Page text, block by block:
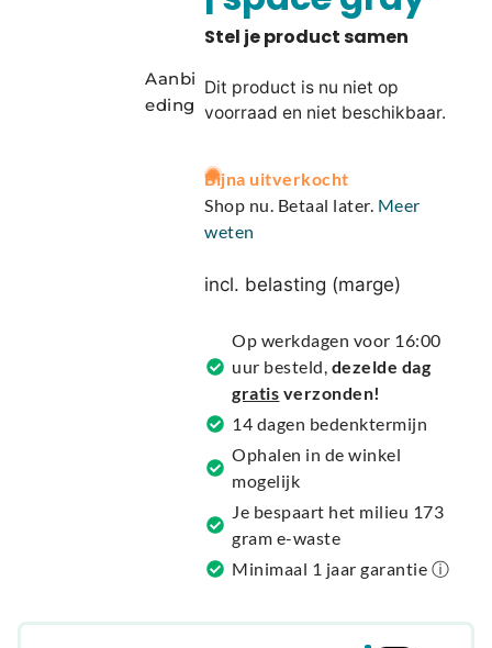
Aanbi
eding
Dit product is nu niet op
voorraad en niet beschikbaar.
A
l
t
r
t
v
e
:
Bijna uitverkocht
Shop nu. Betaal later. Meer
weten
incl. belasting (marge)
Op werkdagen voor 16:00
uur besteld, dezelde dag
gratis verzonden!
14 dagen bedenktermijn
Ophalen in de winkel
mogelijk
Je bespaart het milieu 173
gram e-waste
Minimaal 1 jaar garantie ⓘ